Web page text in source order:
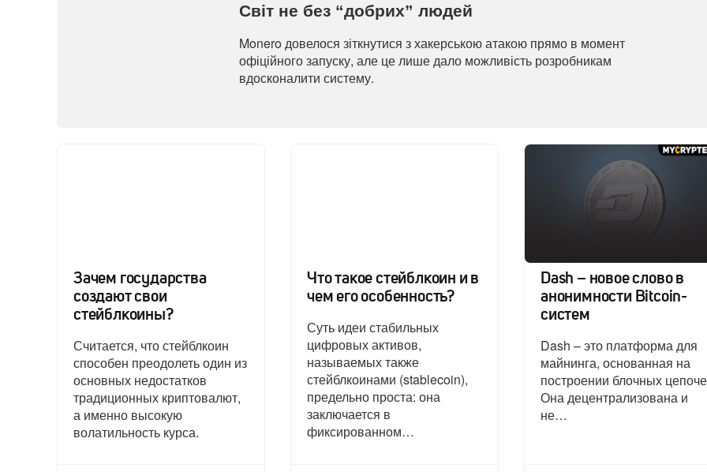
Світ не без “добрих” людей
Monero довелося зіткнутися з хакерською атакою прямо в момент
офіційного запуску, але це лише дало можливість розробникам
вдосконалити систему.
Зачем государства
создают свои
стейблкоины?
Считается, что стейблкоин
способен преодолеть один из
основных недостатков
традиционных криптовалют,
а именно высокую
волатильность курса.
Что такое стейблкоин и в
чем его особенность?
Суть идеи стабильных
цифровых активов,
называемых также
стейблкоинами (stablecoin),
предельно проста: она
заключается в
фиксированном…
Dash – новое слово в
анонимности Bitcoin-
систем
Dash – это платформа для
майнинга, основанная на
построении блочных
Она децентрализована и
не…